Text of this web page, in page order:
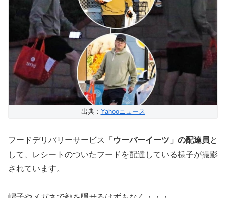
出典： Yahooニュース
フードデリバリーサービス 「ウーバーイーツ」の配達員と
して、レシートのついたフードを配達している様子が撮影
されています。